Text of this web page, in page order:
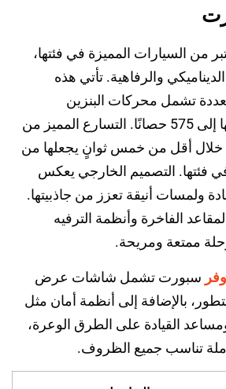
من السيارات المميزة في فئتها،
والرفاهية. تأتي هذه
تشمل محركات البنزين
والهايبرد، وتصل قوتها إلى 575 حصانًا. التسارع المميز من
ساعة خلال أقل من خمس ثوانٍ يجعلها من
في فئتها. التصميم الخارجي يعكس
ولمسات أنيقة تعزز من جاذبيتها.
الفاخرة وأنظمة الترفيه
ممتعة ومريحة.
سبورت تشمل شاشات عرض
بالإضافة إلى أنظمة أمان مثل
القيادة على الطرق الوعرة،
تناسب جميع الظروف.